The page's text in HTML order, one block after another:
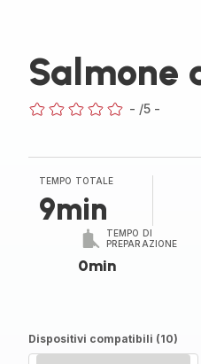
Salmone
- /5 -
TEMPO TOTALE
9min
TEMPO DI
PREPARAZIONE
0min
Dispositivi compatibili (10)